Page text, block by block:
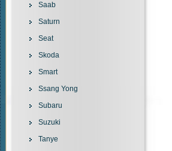
Saab
Saturn
Seat
Skoda
Smart
Ssang Yong
Subaru
Suzuki
Tanye